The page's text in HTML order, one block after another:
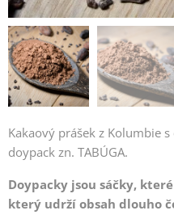
Kakaový prášek z Kolumbie
doypack zn. TABÚGA.
Doypacky jsou sáčky,
který udrží obsah dlouho